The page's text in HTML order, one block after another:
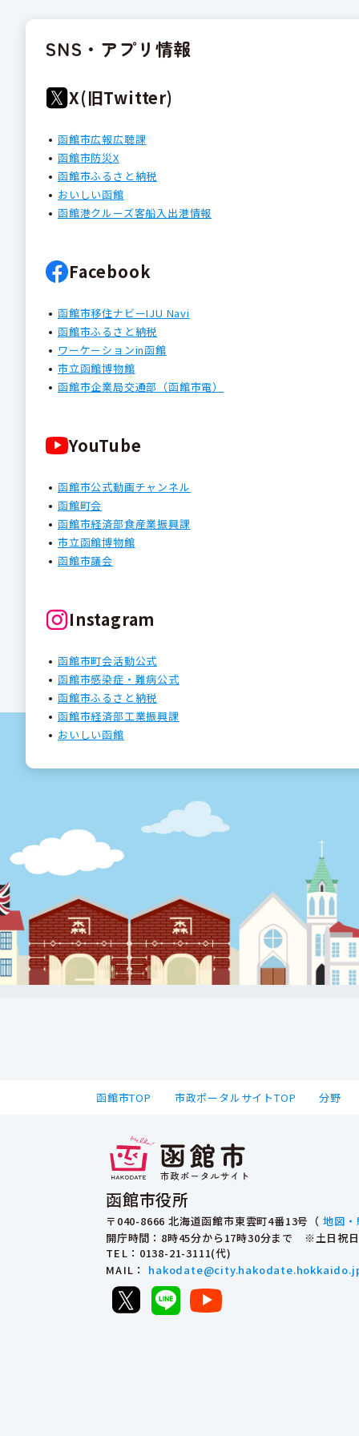
SNS・アプリ情報
X(旧Twitter)
函館市広報広聴課
函館市防災X
函館市ふるさと納税
おいしい函館
函館港クルーズ客船入出港情報
Facebook
函館市移住ナビーIJU Navi
函館市ふるさと納税
ワーケーションin函館
市立函館博物館
函館市企業局交通部（函館市電）
YouTube
函館市公式動画チャンネル
函館町会
函館市経済部食産業振興課
市立函館博物館
函館市議会
Instagram
函館市町会活動公式
函館市感染症・難病公式
函館市ふるさと納税
函館市経済部工業振興課
おいしい函館
函館市TOP 市政ポータルサイトTOP 分野
函館市役所
〒040-8666 北海道函館市東雲町4番13号（ 地図
開庁時間：8時45分から17時30分まで ※土日祝
TEL ：0138-21-3111(代)
MAIL ：